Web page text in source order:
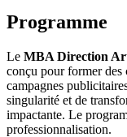
Programme
Le MBA Direction
conçu pour former des
campagnes
singularité et de
impactante. Le
professionnalisation.